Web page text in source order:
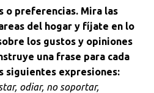
o preferencias. Mira las
del hogar y fíjate en lo
los gustos y opiniones
una frase para cada
siguientes expresiones:
odiar, no soportar,